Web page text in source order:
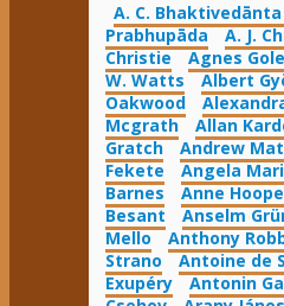
A. C.
Prabhupāda
A. J.
Christie
Agnes
W. Watts
Albert
Oakwood
Mcgrath
Allan
Gratch
Andrew
Fekete
Angela
Barnes
Anne
Besant
Anselm
Mello
Anthony
Strano
Antoine de
Exupéry
Antonin